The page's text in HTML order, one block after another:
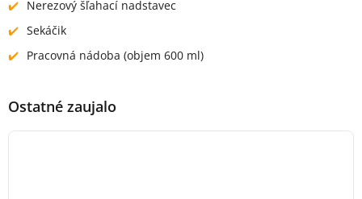
Nerezový šľahací nadstavec
Sekáčik
Pracovná nádoba (objem 600 ml)
Ostatné zaujalo